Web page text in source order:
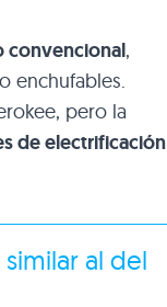
convencional,
enchufables.
pero la
de electrificación
al del